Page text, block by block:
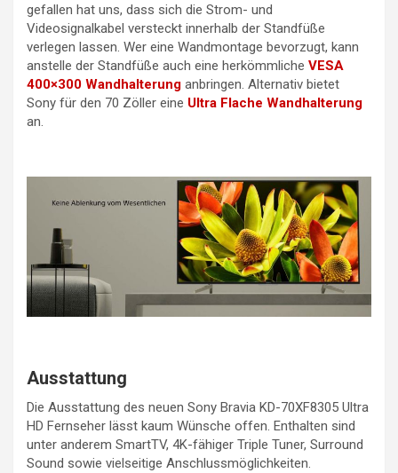
gefallen hat uns, dass sich die Strom- und
Videosignalkabel versteckt innerhalb der Standfüße
verlegen lassen. Wer eine Wandmontage bevorzugt, kann
anstelle der Standfüße auch eine herkömmliche VESA
400×300 Wandhalterung anbringen. Alternativ bietet
Sony für den 70 Zöller eine Ultra Flache Wandhalterung
an.
Ausstattung
Die Ausstattung des neuen Sony Bravia KD-70XF8305 Ultra
HD Fernseher lässt kaum Wünsche offen. Enthalten sind
unter anderem SmartTV, 4K-fähiger Triple Tuner, Surround
Sound sowie vielseitige Anschlussmöglichkeiten.